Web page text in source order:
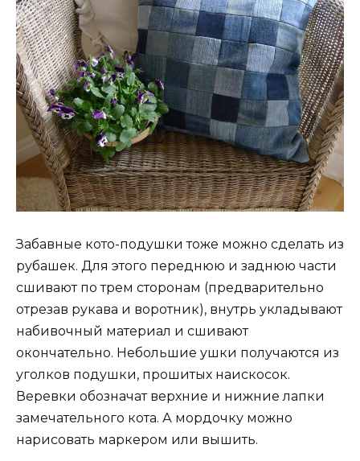
Забавные кото-подушки тоже можно сделать из
рубашек. Для этого переднюю и заднюю части
сшивают по трем сторонам (предварительно
отрезав рукава и воротник), внутрь укладывают
набивочный материал и сшивают
окончательно. Небольшие ушки получаются из
уголков подушки, прошитых наискосок.
Веревки обозначат верхние и нижние лапки
замечательного кота. А мордочку можно
нарисовать маркером или вышить.